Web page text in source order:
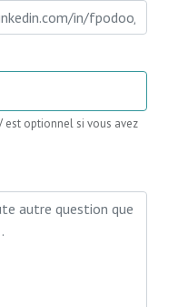
est optionnel si vous avez